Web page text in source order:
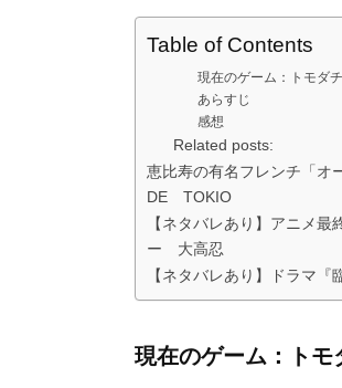
Table of Contents
現在のゲーム：トモダ
あらすじ
感想
Related posts:
恵比寿の有名フレンチ「
DE TOKIO
【ネタバレあり】アニメ
ー 大高忍
【ネタバレあり】ドラマ
現在のゲーム：トモ